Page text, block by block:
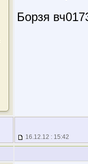
Борзя
16.12.12 : 15:42